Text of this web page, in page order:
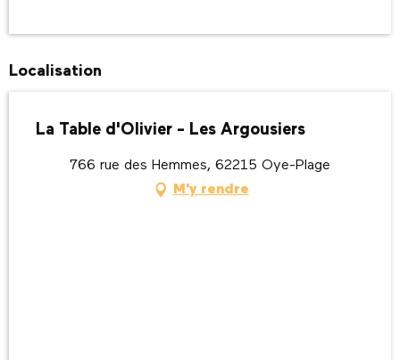
Localisation
La Table d'Olivier - Les Argousiers
766 rue des Hemmes, 62215 Oye-Plage
M'y rendre